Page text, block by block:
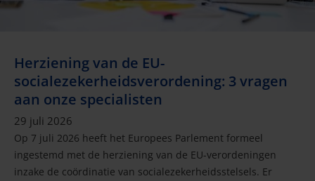
Herziening van de EU-
socialezekerheidsverordening: 3 vragen
aan onze specialisten
29 juli 2026
Op 7 juli 2026 heeft het Europees Parlement formeel
ingestemd met de herziening van de EU-verordeningen
inzake de coördinatie van socialezekerheidsstelsels. Er